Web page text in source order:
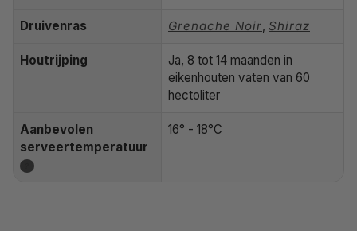
Druivenras Grenache Noir, Shiraz
Houtrijping
Ja, 8 tot 14 maanden in
eikenhouten vaten van 60
hectoliter
Aanbevolen
serveertemperatuur
16° - 18°C